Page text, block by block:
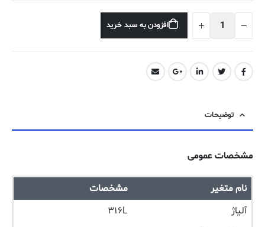
افزودن به سبد خرید
توضیحات
مشخصات عمومی
نام متغیر
مشخصات
آلیاژ
۳۱۶L